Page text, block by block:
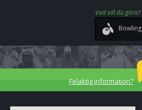
Vad vill du göra?
Bowling
Felaktig information?